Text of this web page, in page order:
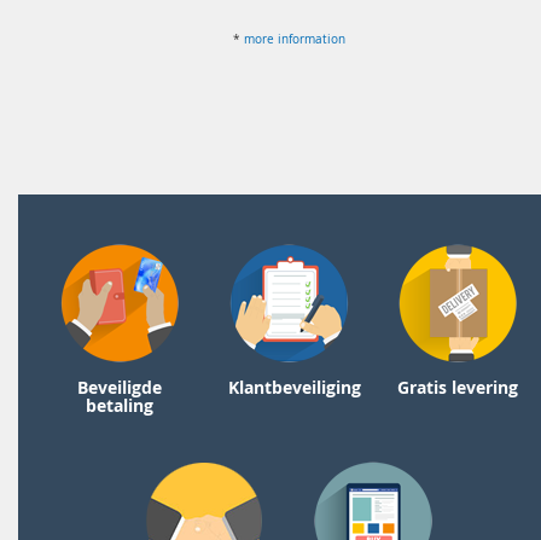
* more information
Beveiligde
betaling
Klantbeveiliging Gratis levering